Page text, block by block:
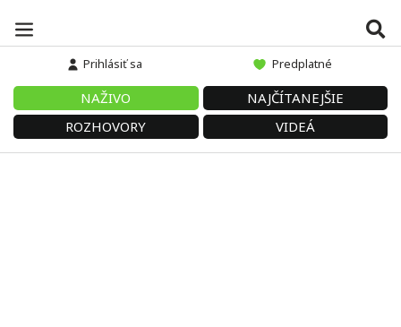
Prihlásiť sa Predplatné
NAŽIVO
NAJČÍTANEJŠIE
ROZHOVORY
VIDEÁ